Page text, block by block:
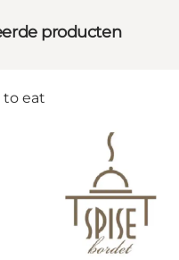
producten
to eat